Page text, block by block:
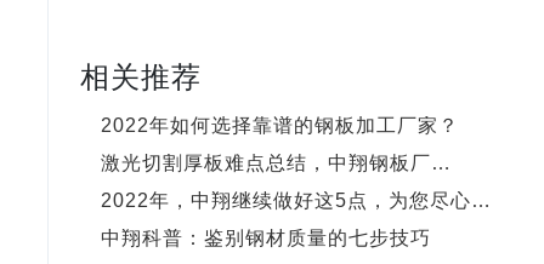
相关推荐
2022年如何选择靠谱的钢板加工厂家？
激光切割厚板难点总结，中翔钢板厂…
2022年，中翔继续做好这5点，为您尽心…
中翔科普：鉴别钢材质量的七步技巧